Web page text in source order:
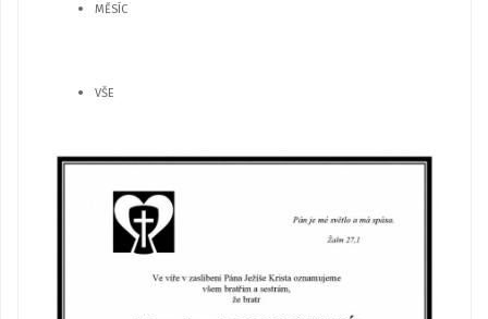
MĚSÍC
VŠE